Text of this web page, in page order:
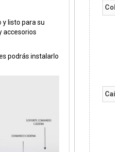
listo para su
accesorios
podrás instalarlo